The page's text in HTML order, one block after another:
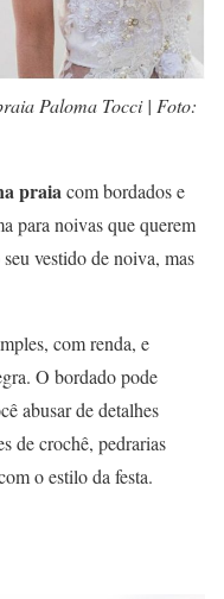
Paloma Tocci | Foto:
praiacom bordados e
para noivas que querem
vestido de noiva, mas
com renda, e
O bordado pode
abusar de detalhes
de crochê, pedrarias
o estilo da festa.